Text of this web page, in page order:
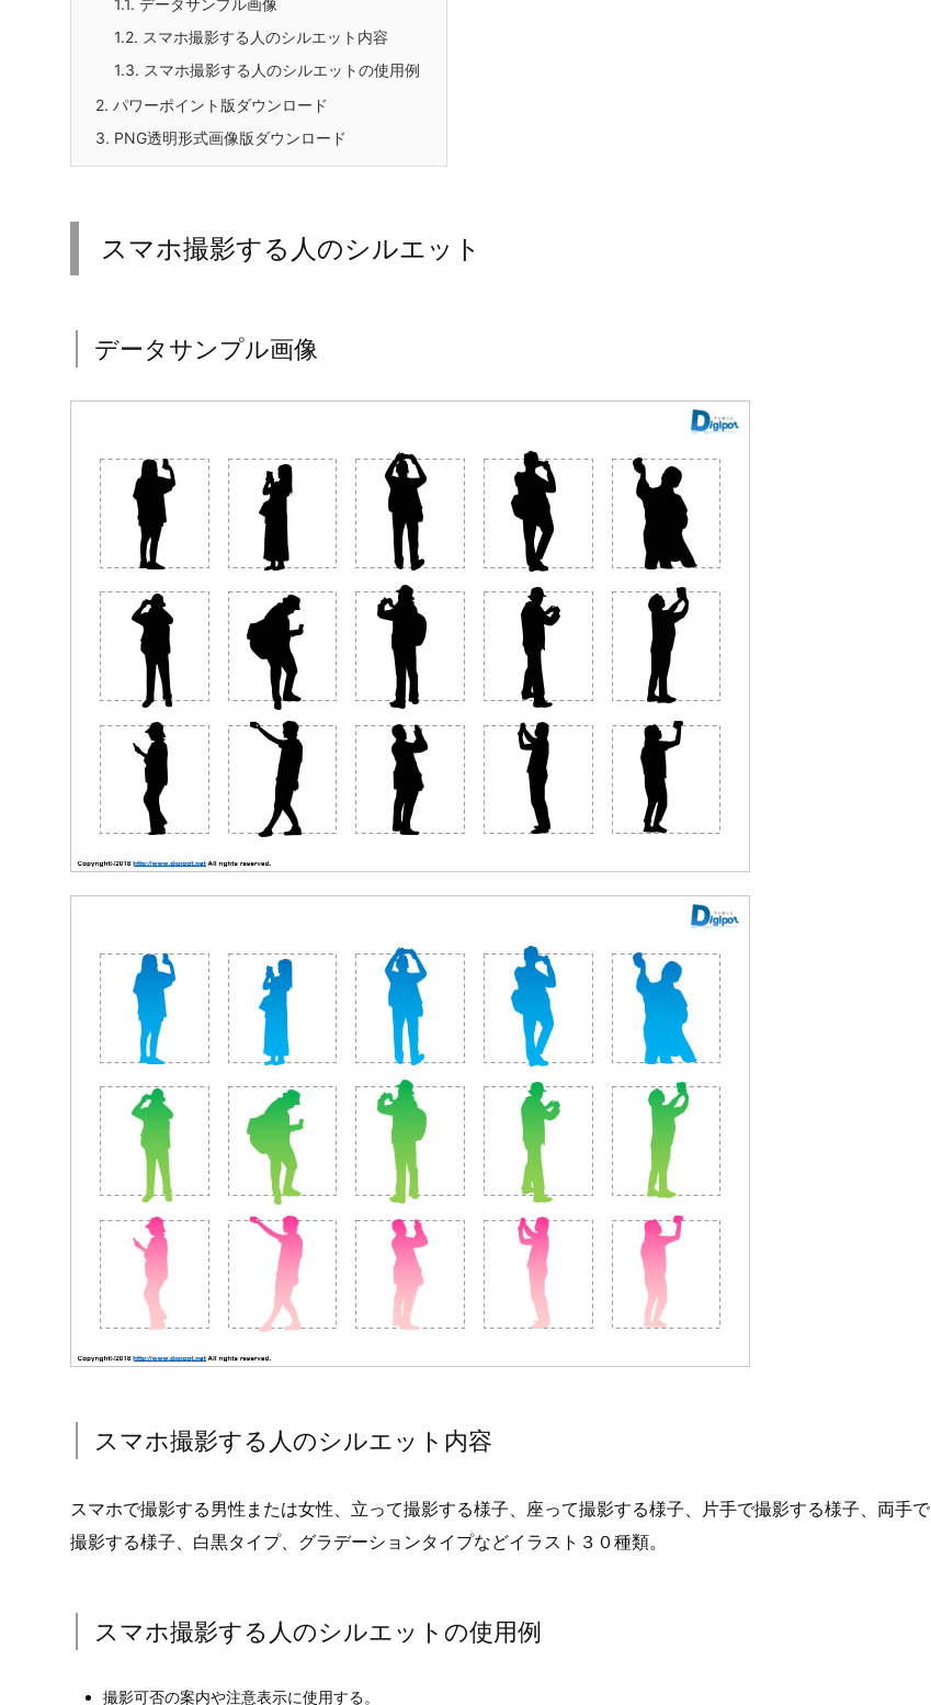
1.1. データサンプル画像
1.2. スマホ撮影する人のシルエット内容
1.3. スマホ撮影する人のシルエットの使用例
2. パワーポイント版ダウンロード
3. PNG透明形式画像版ダウンロード
スマホ撮影する人のシルエット
データサンプル画像
スマホ撮影する人のシルエット内容
スマホで撮影する男性または女性、立って撮影する様子、座って撮影する様子、片手で撮影する様子、両手で
撮影する様子、白黒タイプ、グラデーションタイプなどイラスト３０種類。
スマホ撮影する人のシルエットの使用例
撮影可否の案内や注意表示に使用する。